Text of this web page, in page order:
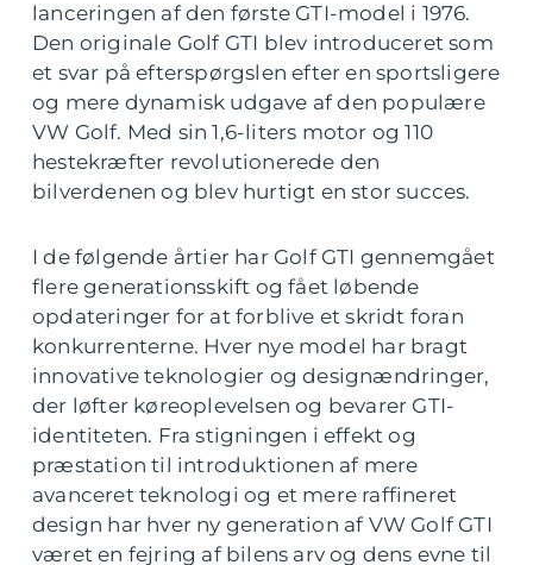
lanceringen af den første GTI-model i 1976.
Den originale Golf GTI blev introduceret som
et svar på efterspørgslen efter en sportsligere
og mere dynamisk udgave af den populære
VW Golf. Med sin 1,6-liters motor og 110
hestekræfter revolutionerede den
bilverdenen og blev hurtigt en stor succes.
I de følgende årtier har Golf GTI gennemgået
flere generationsskift og fået løbende
opdateringer for at forblive et skridt foran
konkurrenterne. Hver nye model har bragt
innovative teknologier og designændringer,
der løfter køreoplevelsen og bevarer GTI-
identiteten. Fra stigningen i effekt og
præstation til introduktionen af mere
avanceret teknologi og et mere raffineret
design har hver ny generation af VW Golf GTI
været en fejring af bilens arv og dens evne til